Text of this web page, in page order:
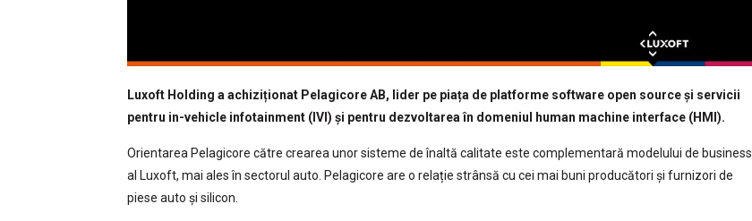
Luxoft Holding a achiziționat Pelagicore AB, lider pe piața de platforme software open source și servicii
pentru in-vehicle infotainment (IVI) și pentru dezvoltarea în domeniul human machine interface (HMI).
Orientarea Pelagicore către crearea unor sisteme de înaltă calitate este complementară modelului de business
al Luxoft, mai ales în sectorul auto. Pelagicore are o relație strânsă cu cei mai buni producători și furnizori de
piese auto și silicon.